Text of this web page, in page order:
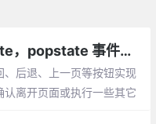
js监听浏览器返回，pushState，popstate 事件，window.history对象
后退、上一页等按钮实现
离开页面或执行一些其它